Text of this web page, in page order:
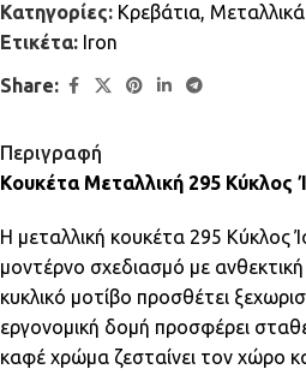
Κατηγορίες: Κρεβάτια, Μεταλλικά
Ετικέτα: Iron
Share:
Περιγραφή
Κουκέτα Μεταλλική 295 Κύκλος
Η μεταλλική κουκέτα 295 Κύκλος
μοντέρνο σχεδιασμό με
κυκλικό μοτίβο προσθέτει
εργονομική δομή προσφέρει
καφέ χρώμα ζεσταίνει τον χώρο